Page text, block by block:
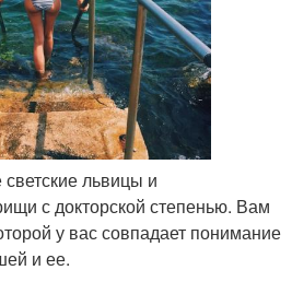
львицы и
с докторской степенью. Вам
у вас совпадает понимание
и ее.